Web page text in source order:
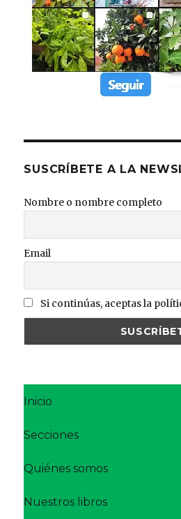
SUSCRÍBETE A LA
Nombre o nombre completo
Email
Si continúas, aceptas la
Inicio
Secciones
Quiénes somos
Nuestros libros